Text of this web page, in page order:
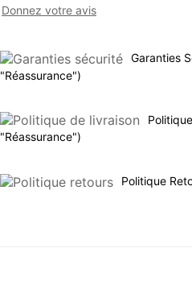
Donnez votre avis
Garanties
"Réassurance")
"Réassurance")
Politique